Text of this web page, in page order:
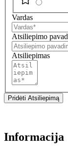
Vardas
Atsiliepimo
Atsiliepimas
Pridėti Atsiliepimą
Informacija